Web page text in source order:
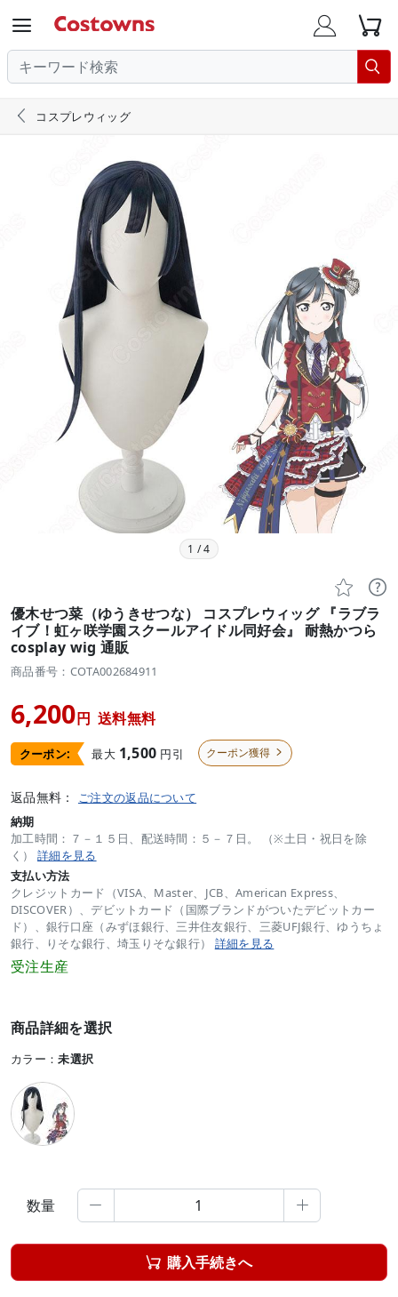
  

 コスプレウィッグ
1 /4
 
優木せつ菜（ゆうきせつな） コスプレウィッグ 『ラブラ
イブ！虹ヶ咲学園スクールアイドル同好会』 耐熱かつら
cosplay wig 通販
商品番号：COTA002684911
6,200円 送料無料
クーポン: 最大 1,500 円引 クーポン獲得 
返品無料： ご注文の返品について
納期
加工時間：７－１５日、配送時間：５－７日。 （※土日・祝日を除
く） 詳細を見る
支払い方法
クレジットカード（VISA、Master、JCB、American Express、
DISCOVER）、デビットカード（国際ブランドがついたデビットカー
ド）、銀行口座（みずほ銀行、三井住友銀行、三菱UFJ銀行、ゆうちょ
銀行、りそな銀行、埼玉りそな銀行） 詳細を見る
受注生産
商品詳細を選択
カラー：未選択
数量  
 購入手続きへ